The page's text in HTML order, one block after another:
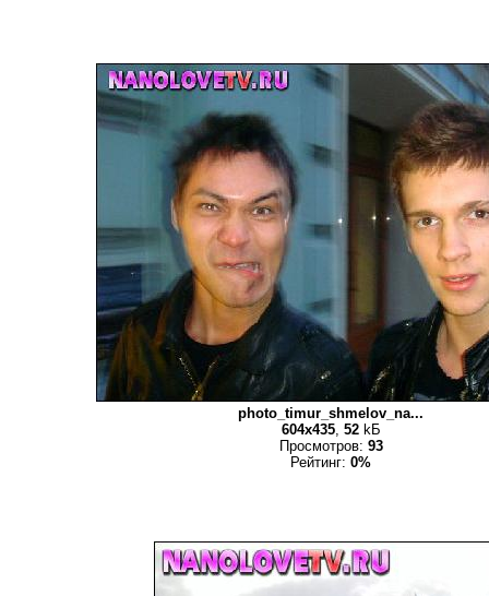
photo_timur_shmelov_na...
604x435, 52kБ
Просмотров: 93
Рейтинг: 0%